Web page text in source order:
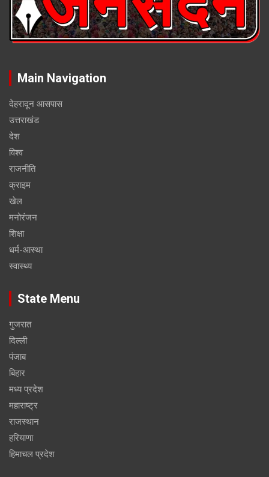
Main Navigation
देहरादून आसपास
उत्तराखंड
देश
विश्व
राजनीति
क्राइम
खेल
मनोरंजन
शिक्षा
धर्म-आस्था
स्वास्थ्य
State Menu
गुजरात
दिल्ली
पंजाब
बिहार
मध्य प्रदेश
महाराष्ट्र
राजस्थान
हरियाणा
हिमाचल प्रदेश